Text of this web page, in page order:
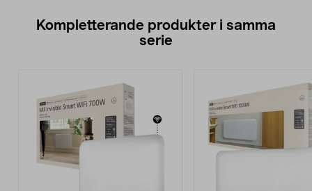
Kompletterande produkter i samma
serie